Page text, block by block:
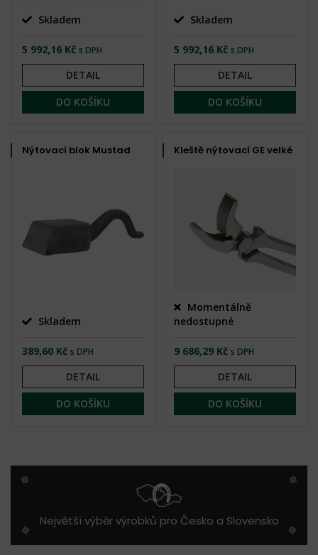
Skladem
5 992,16 Kč s DPH
DETAIL
DO KOŠÍKU
Skladem
5 992,16 Kč s DPH
DETAIL
DO KOŠÍKU
Nýtovací blok Mustad
Skladem
389,60 Kč s DPH
DETAIL
DO KOŠÍKU
Kleště nýtovací GE velké
Momentálně
nedostupné
9 686,29 Kč s DPH
DETAIL
DO KOŠÍKU
Největší výběr výrobků pro Česko a Slovensko